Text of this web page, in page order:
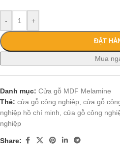
- +
ĐẶT
Mua
Danh mục: Cửa gỗ MDF Melamine
Thẻ: cửa gỗ công nghiệp cửa gỗ
nghiệp hồ chí minh cửa gỗ công
nghiệp
Share: